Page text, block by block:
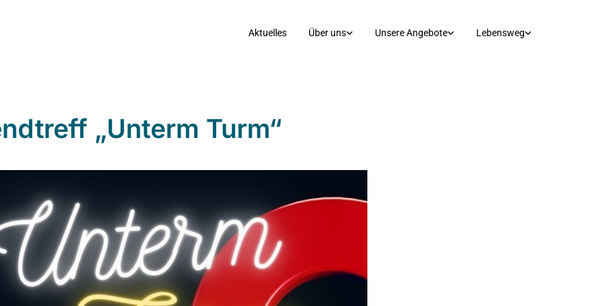
Aktuelles Über uns Unsere Angebote Lebensweg
„Unterm Turm“